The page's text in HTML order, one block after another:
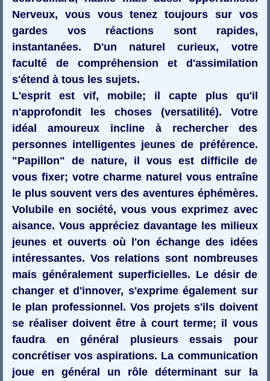
Nerveux, vous vous tenez toujours sur vos
gardes vos réactions sont rapides,
instantanées. D'un naturel curieux, votre
faculté de compréhension et d'assimilation
s'étend à tous les sujets.
L'esprit est vif, mobile; il capte plus qu'il
n'approfondit les choses (versatilité). Votre
idéal amoureux incline à rechercher des
personnes intelligentes jeunes de préférence.
"Papillon" de nature, il vous est difficile de
vous fixer; votre charme naturel vous entraîne
le plus souvent vers des aventures éphémères.
Volubile en société, vous vous exprimez avec
aisance. Vous appréciez davantage les milieux
jeunes et ouverts où l'on échange des idées
intéressantes. Vos relations sont nombreuses
mais généralement superficielles. Le désir de
changer et d'innover, s'exprime également sur
le plan professionnel. Vos projets s'ils doivent
se réaliser doivent être à court terme; il vous
faudra en général plusieurs essais pour
concrétiser vos aspirations. La communication
joue en général un rôle déterminant sur la